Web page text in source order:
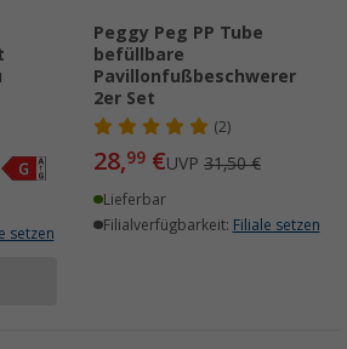
setzen
Peggy Peg PP Tube
befüllbare
Pavillonfußbeschwerer
2er Set
(2)
28,99 €UVP 31,50 €
Lieferbar
Filialverfügbarkeit: Filiale setzen